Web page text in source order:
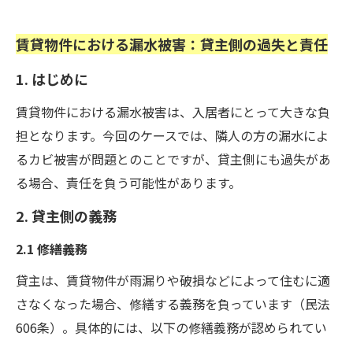
賃貸物件における漏水被害：貸主側の過失と責任
1. はじめに
賃貸物件における漏水被害は、入居者にとって大きな負
担となります。今回のケースでは、隣人の方の漏水によ
るカビ被害が問題とのことですが、貸主側にも過失があ
る場合、責任を負う可能性があります。
2. 貸主側の義務
2.1 修繕義務
貸主は、賃貸物件が雨漏りや破損などによって住むに適
さなくなった場合、修繕する義務を負っています（民法
606条）。具体的には、以下の修繕義務が認められてい